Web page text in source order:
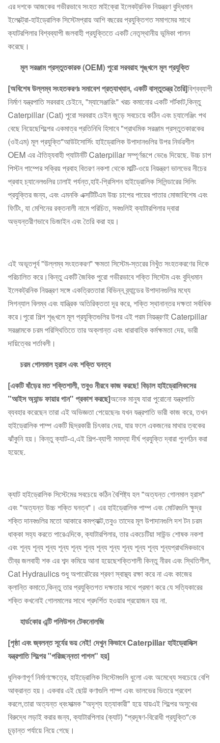
এর দশকে আজকের গভীরভাবে সংহত মাইক্রো ইলেকট্রনিক নিয়ন্ত্রণ বুদ্ধিমান
ইলেক্ট্রো-হাইড্রোলিক সিস্টেমপ্রায় আশি বছরের প্রযুক্তিগত সমাগমের সাথে
ক্যাটরপিলার বিশ্বব্যাপী জলবাহী প্রযুক্তিতে একটি নেতৃস্থানীয় ভূমিকা পালন
করেছে।
মূল সরঞ্জাম প্রস্তুতকারক (OEM) পুরো সরবরাহ শৃঙ্খলে মূল প্রযুক্তি
[অবিশেষ উল্লম্ব সংহতকরণঃ সমাবেশ প্রত্যাখ্যান, একটি বাস্তুতন্ত্র তৈরি]বিশ্বব্যাপী
নির্মাণ যন্ত্রপাতি সরবরাহ চেইনে, "ম্যাসেঞ্জারিং" খরচ কমানোর একটি শর্টকাট,কিন্তু
Caterpillar (Cat) পুরো সরবরাহ চেইন জুড়ে সবচেয়ে কঠিন এবং চ্যালেঞ্জিং পথ
বেছে নিয়েছেশিল্পের একমাত্র প্রতিনিধি হিসাবে "প্রাথমিক সরঞ্জাম প্রস্তুতকারকের
(ওইএম) মূল প্রযুক্তি"আউটসোর্সিং হাইড্রোলিক উপাদানগুলির উপর নির্ভরশীল
OEM এর ঐতিহ্যবাহী প্যাটার্নটি Caterpillar সম্পূর্ণরূপে ভেঙে দিয়েছে. উচ্চ চাপ
পিস্টন পাম্পের সক্রিয় প্রবাহ বিতরণ নকশা থেকে মাল্টি-ওয়ে নিয়ন্ত্রণ ভালভের নীচের
প্রবাহ চ্যানেলগুলির ঢালাই পর্যন্ত,হাই-প্রিসিশন হাইড্রোলিক সিলিন্ডারের সিলিং
প্রযুক্তির জন্য, এবং এমনকি এক্সটিটিএম উচ্চ চাপের পায়ের পাতার মোজাবিশেষ এবং
ফিটিং, যা মেশিনের রক্তনালী নামে পরিচিত, সবগুলিই ক্যাটারপিলার দ্বারা
অভ্যন্তরীণভাবে ডিজাইন এবং তৈরি করা হয়।
এই অভূতপূর্ব "উল্লম্ব সংহতকরণ" ক্ষমতা সিস্টেম-স্তরের নিখুঁত সংহতকরণের দিকে
পরিচালিত করে।কিন্তু একটি জৈবিক পুরো গভীরভাবে শক্তি সিস্টেম এবং বুদ্ধিমান
ইলেকট্রনিক নিয়ন্ত্রণ সঙ্গে একত্রিততারা বিভিন্ন ব্র্যান্ডের উপাদানগুলির মধ্যে
সিগন্যাল বিলম্ব এবং যান্ত্রিক অতিরিক্ততা দূর করে, শক্তি স্থানান্তর দক্ষতা সর্বাধিক
করে।পুরো শিল্প শৃঙ্খলে মূল প্রযুক্তিগুলির উপর এই পরম নিয়ন্ত্রণই Caterpillar
সরঞ্জামকে চরম পরিস্থিতিতে তার অক্লান্ত এবং ধারাবাহিক কর্মক্ষমতা দেয়, ভারী
দায়িত্বের শর্তাবলী।
চরম গোলমাল হ্রাস এবং শক্তি ঘনত্ব
[একটি ষাঁড়ের মত শক্তিশালী, তবুও নীরবে কাজ করছে! বিড়াল হাইড্রোলিকসের
"আইস অ্যান্ড ফায়ার গান" প্রকাশ করছে]অনেক মানুষ যারা পুরোনো যন্ত্রপাতি
ব্যবহার করেছেন তারা এই অভিজ্ঞতা পেয়েছেনঃ যখন যন্ত্রপাতি ভারী কাজ করে, তখন
হাইড্রোলিক পাম্প একটি ছিদ্রকারী চিৎকার দেয়, যার ফলে একজনের মাথার ত্বকের
ঝাঁকুনি হয়। কিন্তু ক্যাট-এ,এই শিল্প-ব্যাপী সমস্যা দীর্ঘ প্রযুক্তি দ্বারা পুনর্গঠন করা
হয়েছে.
ক্যাট হাইড্রোলিক সিস্টেমের সবচেয়ে কঠিন বৈশিষ্ট্য হল "অত্যন্ত গোলমাল হ্রাস"
এবং "অত্যন্ত উচ্চ শক্তি ঘনত্ব"। এর হাইড্রোলিক পাম্প এবং মোটরগুলি ক্ষুদ্র
শক্তি দানবগুলির মতো আকারে কমপ্যাক্ট,তবুও তাদের মূল উপাদানগুলি দশ টন চরম
ধাক্কা সহ্য করতে পারেএদিকে, ক্যাটারপিলার, তার একচেটিয়া সাউন্ড শোষক নকশা
এবং শূন্য শূন্য শূন্য শূন্য শূন্য শূন্য শূন্য শূন্য শূন্য শূন্য শূন্য শূন্যপ্রাথমিকভাবে
তীব্র জলবাহী শক এর শব্দ কমিয়ে আনা হয়েছেশক্তিশালী কিন্তু নীরব এবং স্থিতিশীল,
Cat Hydraulics শুধু অপারেটরের শ্রবণ স্বাস্থ্য রক্ষা করে না এবং কাজের
ক্লান্তি কমাতে,কিন্তু তার প্রযুক্তিগত দক্ষতার সাথে প্রমাণ করে যে সত্যিকারের
শক্তি কখনোই গোলমালের সাথে প্রদর্শিত হওয়ার প্রয়োজন হয় না.
হার্ডকোর এন্টি পলিউশন টেকনোলজি
[পৃষ্ঠা এবং জ্বলন্ত সূর্যের ভয় নেই! দেখুন কিভাবে Caterpillar হাইড্রোলিক্স
যন্ত্রপাতি শিল্পের "পরিচ্ছন্নতা পাগল" হয়]
ধূলিকণাপূর্ণ নির্মাণক্ষেত্রে, হাইড্রোলিক সিস্টেমগুলি ধুলো এবং অমেধ্যে সবচেয়ে বেশি
আক্রান্ত হয়। একবার এই ছোট্ট কণাগুলি পাম্প এবং ভালভের ভিতরে প্রবেশ
করলে,তারা অত্যন্ত ধ্বংসাত্মক "অদৃশ্য হত্যাকারী" হয়ে যায়এই শিল্পের অসুখের
বিরুদ্ধে লড়াই করার জন্য, ক্যাটারপিলার (ক্যাট) "প্রদূষণ-বিরোধী প্রযুক্তি"কে
চূড়ান্ত পর্যায়ে নিয়ে গেছে।